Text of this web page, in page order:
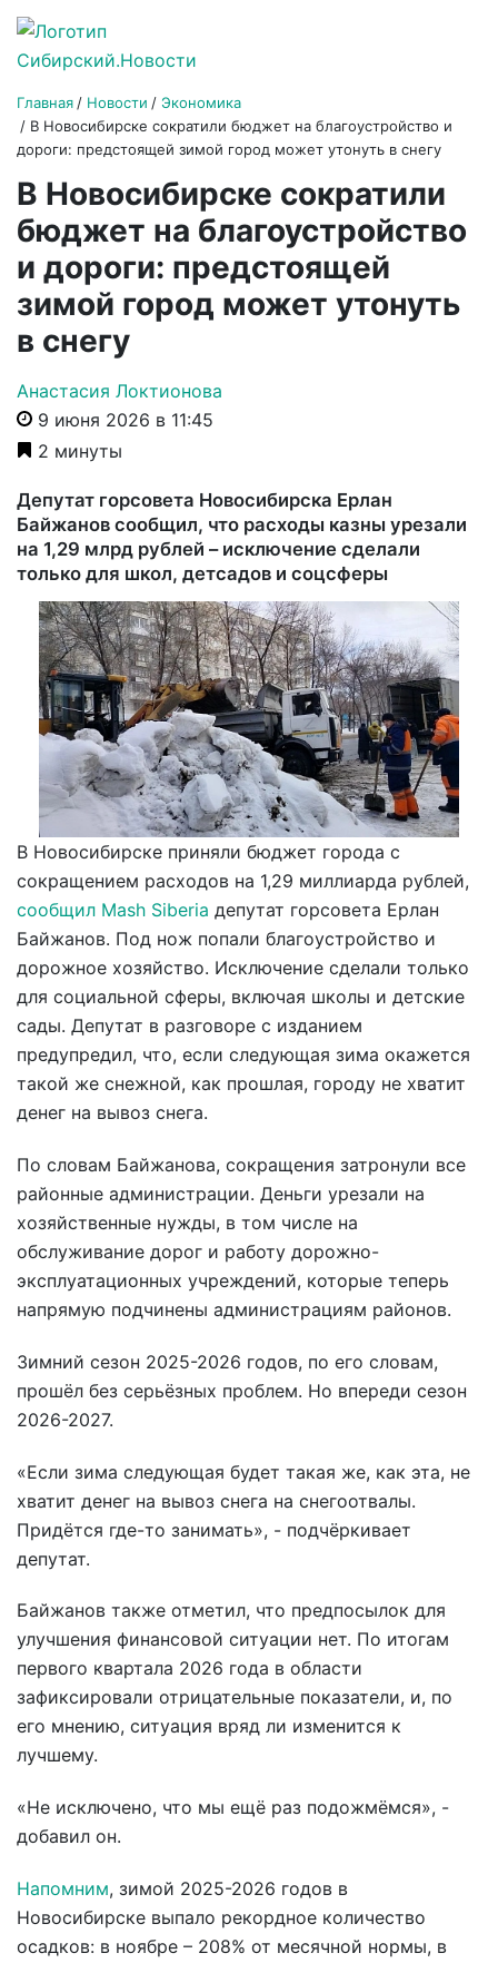
Главная Новости
Экономика
В Новосибирске сократили бюджет на благоустройство и
дороги: предстоящей зимой город может утонуть в снегу
В Новосибирске сократили
бюджет на благоустройство
и дороги: предстоящей
зимой город может утонуть
в снегу
Анастасия Локтионова
9 июня 2026 в 11:45
2 минуты
Депутат горсовета Новосибирска Ерлан
Байжанов сообщил, что расходы казны урезали
на 1,29 млрд рублей – исключение сделали
только для школ, детсадов и соцсферы
В Новосибирске приняли бюджет города с
сокращением расходов на 1,29 миллиарда рублей,
сообщил Mash Siberia депутат горсовета Ерлан
Байжанов. Под нож попали благоустройство и
дорожное хозяйство. Исключение сделали только
для социальной сферы, включая школы и детские
сады. Депутат в разговоре с изданием
предупредил, что, если следующая зима окажется
такой же снежной, как прошлая, городу не хватит
денег на вывоз снега.
По словам Байжанова, сокращения затронули все
районные администрации. Деньги урезали на
хозяйственные нужды, в том числе на
обслуживание дорог и работу дорожно-
эксплуатационных учреждений, которые теперь
напрямую подчинены администрациям районов.
Зимний сезон 2025-2026 годов, по его словам,
прошёл без серьёзных проблем. Но впереди сезон
2026-2027.
«Если зима следующая будет такая же, как эта, не
хватит денег на вывоз снега на снегоотвалы.
Придётся где-то занимать», - подчёркивает
депутат.
Байжанов также отметил, что предпосылок для
улучшения финансовой ситуации нет. По итогам
первого квартала 2026 года в области
зафиксировали отрицательные показатели, и, по
его мнению, ситуация вряд ли изменится к
лучшему.
«Не исключено, что мы ещё раз подожмёмся», -
добавил он.
Напомним, зимой 2025-2026 годов в
Новосибирске выпало рекордное количество
осадков: в ноябре – 208% от месячной нормы, в